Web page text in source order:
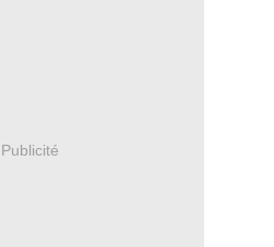
Publicité